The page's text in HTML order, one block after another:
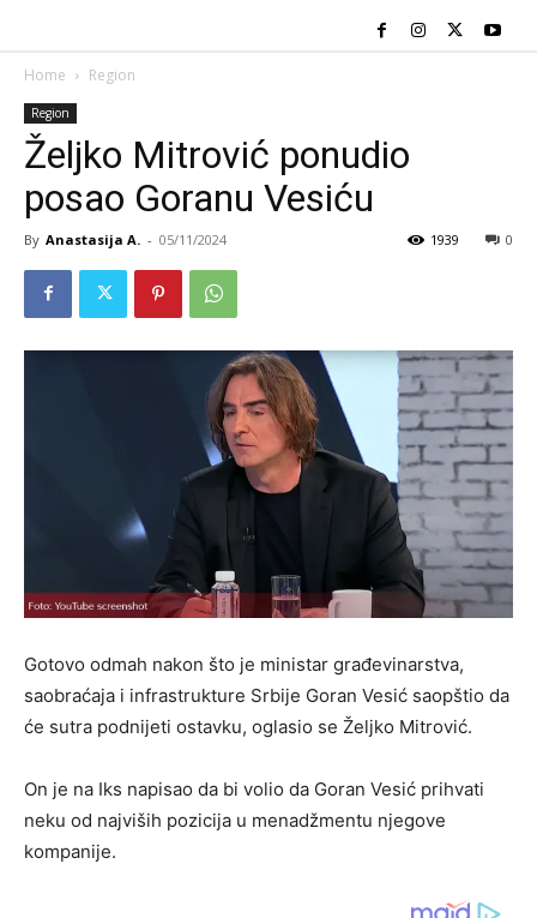
Home Region
Region
Željko Mitrović ponudio
posao Goranu Vesiću
By Anastasija A. - 05/11/2024 0
1939
Gotovo odmah nakon što je ministar građevinarstva,
saobraćaja i infrastrukture Srbije Goran Vesić saopštio da
će sutra podnijeti ostavku, oglasio se Željko Mitrović.
On je na Iks napisao da bi volio da Goran Vesić prihvati
neku od najviših pozicija u menadžmentu njegove
kompanije.